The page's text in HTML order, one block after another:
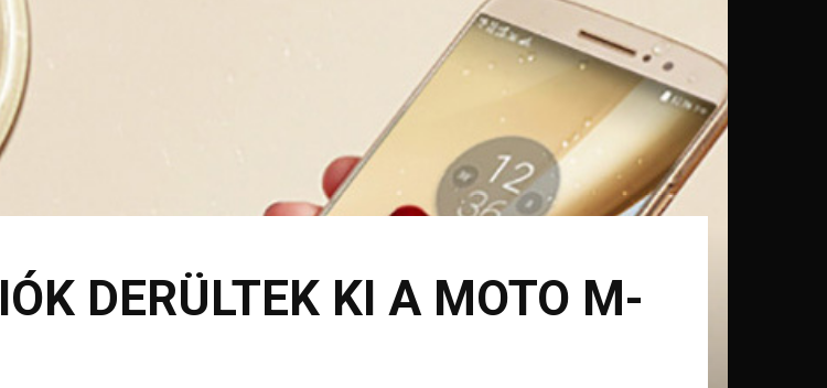
DERÜLTEK KI A MOTO M-